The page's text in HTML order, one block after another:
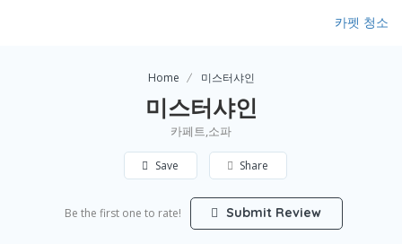
카펫 청소
Home 미스터샤인
미스터샤인
카페트,소파
Save Share
Be the first one to rate! Submit Review